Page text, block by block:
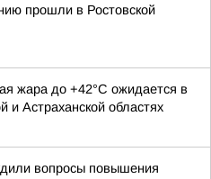
прошли в Ростовской
жара до +42°C ожидается в
и Астраханской областях
вопросы повышения